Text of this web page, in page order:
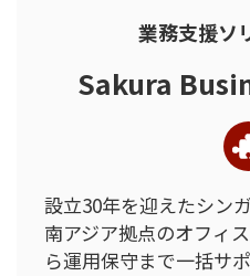
業務支援ソ
Sakura
設立30年を迎えたシン
南アジア拠点のオフィ
ら運用保守まで一括サ